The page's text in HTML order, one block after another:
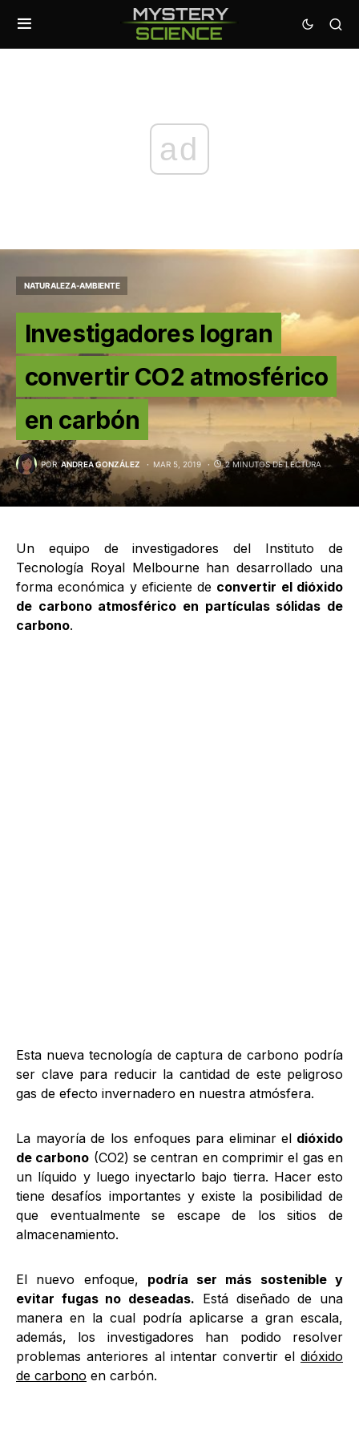
ad
NATURALEZA-AMBIENTE
Investigadores logran
convertir CO2 atmosférico
en carbón
POR ANDREA GONZÁLEZ MAR 5, 2019 2 MINUTOS DE LECTURA
Un equipo de investigadores del Instituto de
Tecnología Royal Melbourne han desarrollado una
forma económica y eficiente de convertir el dióxido
de carbono atmosférico en partículas sólidas de
carbono.
Esta nueva tecnología de captura de carbono podría
ser clave para reducir la cantidad de este peligroso
gas de efecto invernadero en nuestra atmósfera.
La mayoría de los enfoques para eliminar el dióxido
de carbono (CO2) se centran en comprimir el gas en
un líquido y luego inyectarlo bajo tierra. Hacer esto
tiene desafíos importantes y existe la posibilidad de
que eventualmente se escape de los sitios de
almacenamiento.
El nuevo enfoque, podría ser más sostenible y
evitar fugas no deseadas. Está diseñado de una
manera en la cual podría aplicarse a gran escala,
además, los investigadores han podido resolver
problemas anteriores al intentar convertir el dióxido
de carbono en carbón.